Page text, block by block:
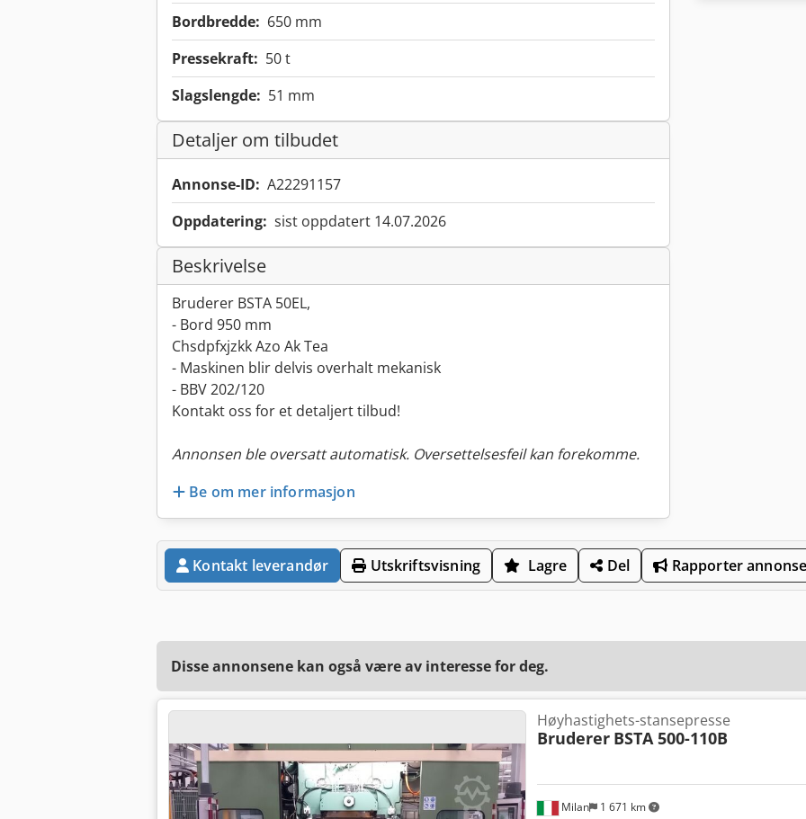
Bordbredde: 650 mm
Pressekraft: 50 t
Slagslengde: 51 mm
Detaljer om tilbudet
Annonse-ID: A22291157
Oppdatering: sist oppdatert 14.07.2026
Beskrivelse
Bruderer BSTA 50EL,
- Bord 950 mm
Chsdpfxjzkk Azo Ak Tea
- Maskinen blir delvis overhalt mekanisk
- BBV 202/120
Kontakt oss for et detaljert tilbud!
Annonsen ble oversatt automatisk. Oversettelsesfeil kan forekomme.
Be om mer informasjon
Kontakt leverandør Utskriftsvisning Lagre Del Rapporter
Disse annonsene kan også være av interesse for deg.
Milan 1 671 km
Høyhastighets-stansepresse
Bruderer BSTA 500-110B